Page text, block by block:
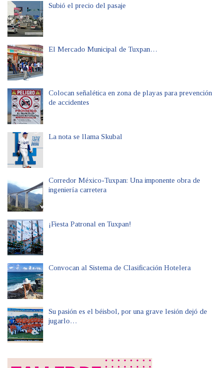
Subió el precio del pasaje
El Mercado Municipal de Tuxpan…
Colocan señalética en zona de playas para prevención
de accidentes
La nota se llama Skubal
Corredor México-Tuxpan: Una imponente obra de
ingeniería carretera
¡Fiesta Patronal en Tuxpan!
Convocan al Sistema de Clasificación Hotelera
Su pasión es el béisbol, por una grave lesión dejó de
jugarlo…